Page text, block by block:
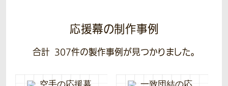
応援幕の制作事例
合計 307件の製作事例が見つかりました。